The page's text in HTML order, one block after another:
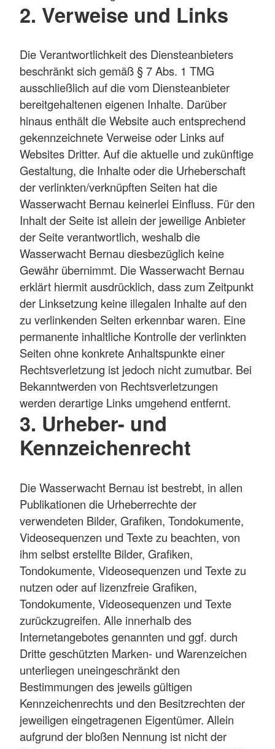
2. Verweise und Links
Die Verantwortlichkeit des Diensteanbieters
beschränkt sich gemäß § 7 Abs. 1 TMG
ausschließlich auf die vom Diensteanbieter
bereitgehaltenen eigenen Inhalte. Darüber
hinaus enthält die Website auch entsprechend
gekennzeichnete Verweise oder Links auf
Websites Dritter. Auf die aktuelle und zukünftige
Gestaltung, die Inhalte oder die Urheberschaft
der verlinkten/verknüpften Seiten hat die
Wasserwacht Bernau keinerlei Einfluss. Für den
Inhalt der Seite ist allein der jeweilige Anbieter
der Seite verantwortlich, weshalb die
Wasserwacht Bernau diesbezüglich keine
Gewähr übernimmt. Die Wasserwacht Bernau
erklärt hiermit ausdrücklich, dass zum Zeitpunkt
der Linksetzung keine illegalen Inhalte auf den
zu verlinkenden Seiten erkennbar waren. Eine
permanente inhaltliche Kontrolle der verlinkten
Seiten ohne konkrete Anhaltspunkte einer
Rechtsverletzung ist jedoch nicht zumutbar. Bei
Bekanntwerden von Rechtsverletzungen
werden derartige Links umgehend entfernt.
3. Urheber- und
Kennzeichenrecht
Die Wasserwacht Bernau ist bestrebt, in allen
Publikationen die Urheberrechte der
verwendeten Bilder, Grafiken, Tondokumente,
Videosequenzen und Texte zu beachten, von
ihm selbst erstellte Bilder, Grafiken,
Tondokumente, Videosequenzen und Texte zu
nutzen oder auf lizenzfreie Grafiken,
Tondokumente, Videosequenzen und Texte
zurückzugreifen. Alle innerhalb des
Internetangebotes genannten und ggf. durch
Dritte geschützten Marken- und Warenzeichen
unterliegen uneingeschränkt den
Bestimmungen des jeweils gültigen
Kennzeichenrechts und den Besitzrechten der
jeweiligen eingetragenen Eigentümer. Allein
aufgrund der bloßen Nennung ist nicht der